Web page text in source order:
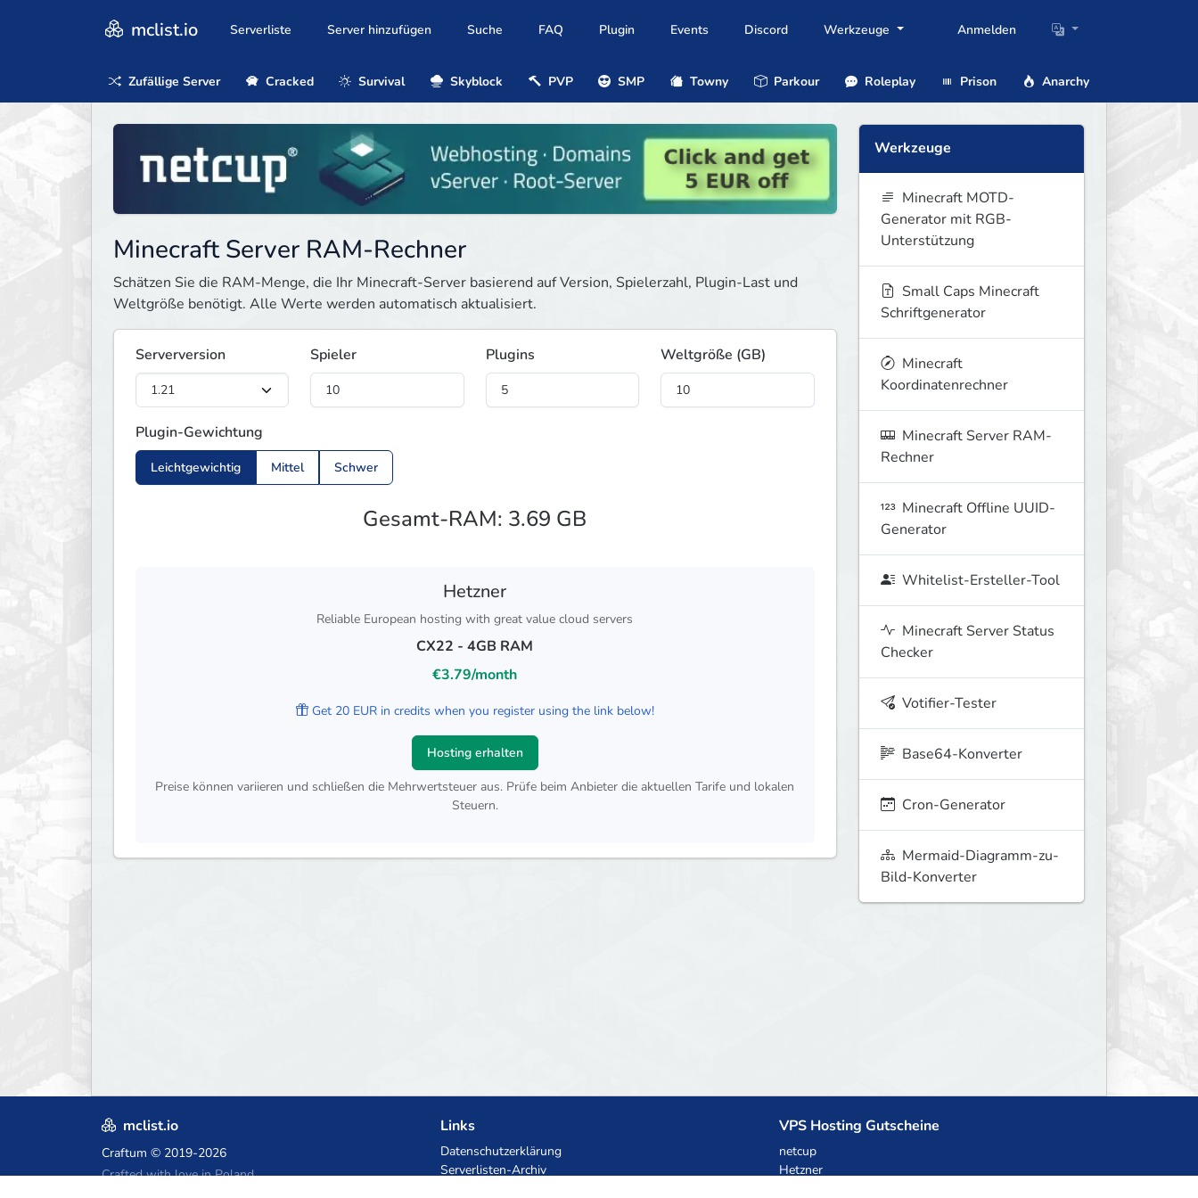
mclist.io Serverliste Server hinzufügen Suche FAQ Plugin Events Discord Werkzeuge Anmelden
Zufällige Server Cracked Survival Skyblock PVP SMP Towny Parkour Roleplay Prison Anarchy
Minecraft Server RAM-Rechner
Schätzen Sie die RAM-Menge, die Ihr Minecraft-Server basierend auf Version, Spielerzahl, Plugin-Last und
Weltgröße benötigt. Alle Werte werden automatisch aktualisiert.
Serverversion Spieler Plugins Weltgröße (GB)
Plugin-Gewichtung
Leichtgewichtig Mittel Schwer
Gesamt-RAM: 3.69 GB
Hetzner
Reliable European hosting with great value cloud servers
CX22 - 4GB RAM
€3.79/month
Get 20 EUR in credits when you register using the link below!
Hosting erhalten
Preise können variieren und schließen die Mehrwertsteuer aus. Prüfe beim Anbieter die aktuellen Tarife und lokalen
Steuern.
Werkzeuge
Minecraft MOTD-
Generator mit RGB-
Unterstützung
Small Caps Minecraft
Schriftgenerator
Minecraft
Koordinatenrechner
Minecraft Server RAM-
Rechner
Minecraft Offline UUID-
Generator
Whitelist-Ersteller-Tool
Minecraft Server Status
Checker
Votifier-Tester
Base64-Konverter
Cron-Generator
Mermaid-Diagramm-zu-
Bild-Konverter
mclist.io
Craftum © 2019-2026
Crafted with love in Poland,
Links
Datenschutzerklärung
Serverlisten-Archiv
VPS Hosting Gutscheine
netcup
Hetzner